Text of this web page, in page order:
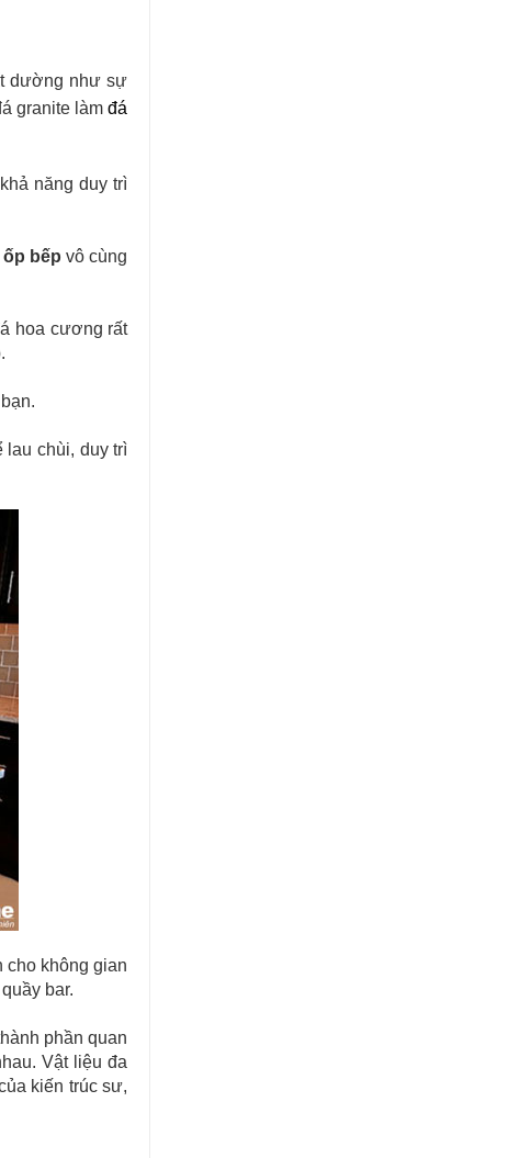
dường như sự
granite làmđá
năng duy trì
ốp bếp vô cùng
hoa cương rất
lau chùi, duy trì
cho không gian
bar.
phần quan
Vật liệu đa
kiến trúc sư,